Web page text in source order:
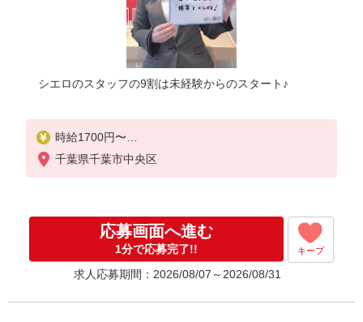
シエロのスタッフの9割は未経験からのスタート♪
時給1700円〜
※残業代支給
★交通費別途支給（規定あり）
入社祝い金10万円支給(規定有)
お友達を紹介頂くと,
インセンティブ支給(規定有)
゜・。○。・゜+゜・。○。・゜+゜
千葉県千葉市中央区
応募画面へ進む
1分で応募完了!! キープ
求人応募期間：2026/08/07～2026/08/31